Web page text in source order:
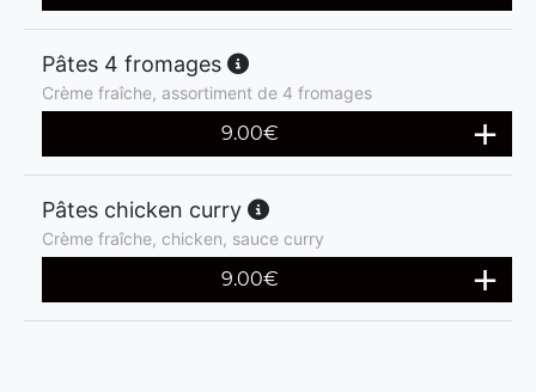
Pâtes 4 fromages
Crème fraîche, assortiment de 4 fromages
9.00€
Pâtes chicken curry
Crème fraîche, chicken, sauce curry
9.00€